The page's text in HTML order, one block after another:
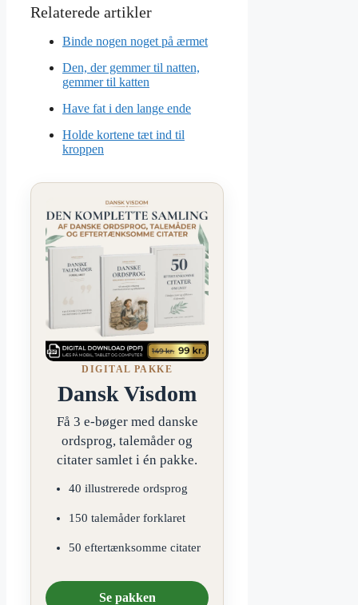
Binde nogen noget på ærmet
Den, der gemmer til natten,
gemmer til katten
Have fat i den lange ende
Holde kortene tæt ind til
kroppen
DIGITAL PAKKE
Dansk Visdom
Få 3 e-bøger med danske
ordsprog, talemåder og
citater samlet i én pakke.
40 illustrerede ordsprog
150 talemåder forklaret
50 eftertænksomme citater
Se pakken